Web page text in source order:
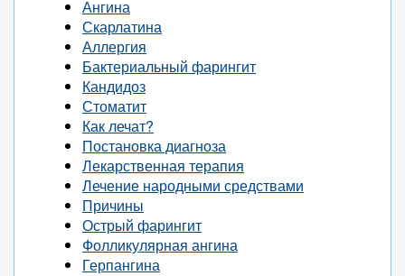
Ангина
Скарлатина
Аллергия
Бактериальный фарингит
Кандидоз
Стоматит
Как лечат?
Постановка диагноза
Лекарственная терапия
Лечение народными средствами
Причины
Острый фарингит
Фолликулярная ангина
Герпангина